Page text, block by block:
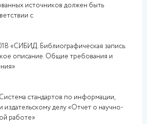
источников должен быть
с
«СИБИД. Библиографическая запись.
описание. Общие требования и
стандартов по информации,
делу «Отчет о научно-
работе»